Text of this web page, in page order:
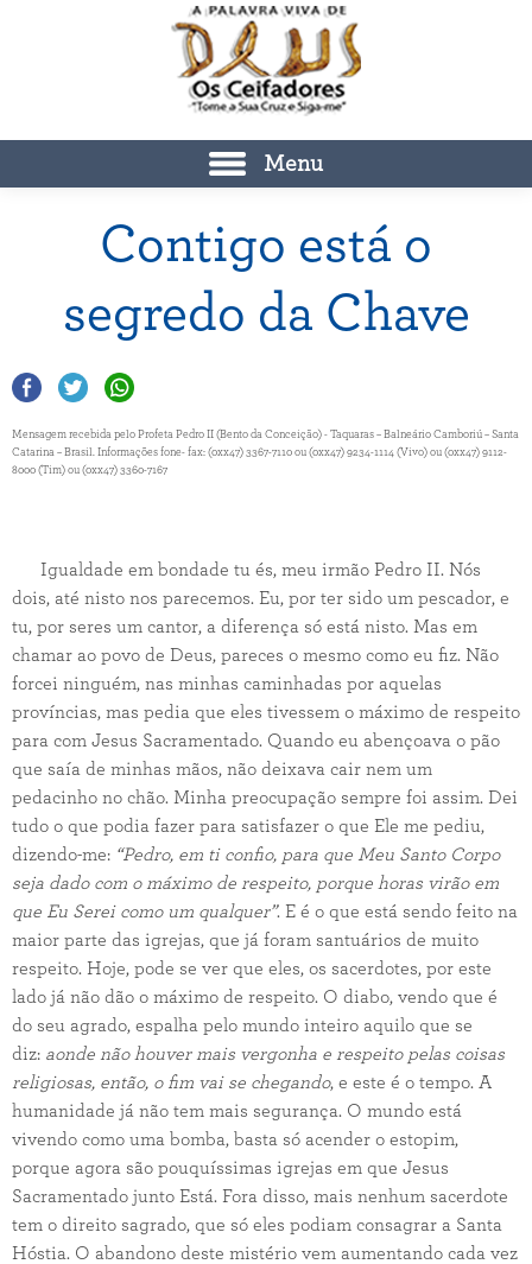
Menu
Contigo está o
segredo da Chave
Mensagem recebida pelo Profeta Pedro II (Bento da Conceição) - Taquaras – Balneário Camboriú – Santa
Catarina – Brasil. Informações fone- fax: (0xx47) 3367-7110 ou (0xx47) 9234-1114 (Vivo) ou (0xx47) 9112-
8000 (Tim) ou (0xx47) 3360-7167
Igualdade em bondade tu és, meu irmão Pedro II. Nós
dois, até nisto nos parecemos. Eu, por ter sido um pescador, e
tu, por seres um cantor, a diferença só está nisto. Mas em
chamar ao povo de Deus, pareces o mesmo como eu fiz. Não
forcei ninguém, nas minhas caminhadas por aquelas
províncias, mas pedia que eles tivessem o máximo de respeito
para com Jesus Sacramentado. Quando eu abençoava o pão
que saía de minhas mãos, não deixava cair nem um
pedacinho no chão. Minha preocupação sempre foi assim. Dei
tudo o que podia fazer para satisfazer o que Ele me pediu,
dizendo-me: “Pedro, em ti confio, para que Meu Santo Corpo
seja dado com o máximo de respeito, porque horas virão em
que Eu Serei como um qualquer”. E é o que está sendo feito na
maior parte das igrejas, que já foram santuários de muito
respeito. Hoje, pode se ver que eles, os sacerdotes, por este
lado já não dão o máximo de respeito. O diabo, vendo que é
do seu agrado, espalha pelo mundo inteiro aquilo que se
diz: aonde não houver mais vergonha e respeito pelas coisas
religiosas, então, o fim vai se chegando, e este é o tempo. A
humanidade já não tem mais segurança. O mundo está
vivendo como uma bomba, basta só acender o estopim,
porque agora são pouquíssimas igrejas em que Jesus
Sacramentado junto Está. Fora disso, mais nenhum sacerdote
tem o direito sagrado, que só eles podiam consagrar a Santa
Hóstia. O abandono deste mistério vem aumentando cada vez